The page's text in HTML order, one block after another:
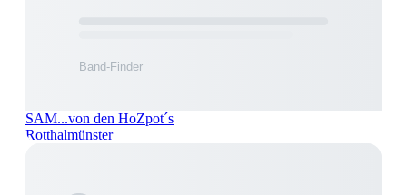
SAM...von den HoZpot´s
Rotthalmünster